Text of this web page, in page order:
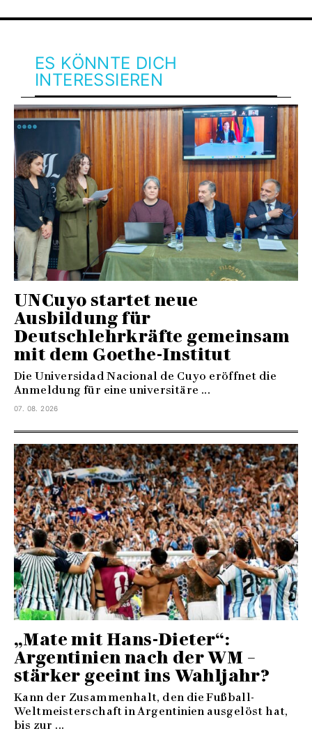
ES KÖNNTE DICH
INTERESSIEREN
UNCuyo startet neue
Ausbildung für
Deutschlehrkräfte gemeinsam
mit dem Goethe-Institut
Die Universidad Nacional de Cuyo eröffnet die
Anmeldung für eine universitäre ...
07. 08. 2026
„Mate mit Hans-Dieter“:
Argentinien nach der WM –
stärker geeint ins Wahljahr?
Kann der Zusammenhalt, den die Fußball-
Weltmeisterschaft in Argentinien ausgelöst hat,
bis zur ...